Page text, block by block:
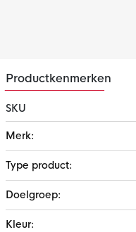
Productkenmerken
SKU
informatie